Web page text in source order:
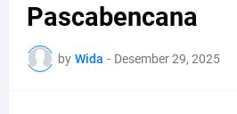
Pascabencana
by Wida - Desember 29, 2025